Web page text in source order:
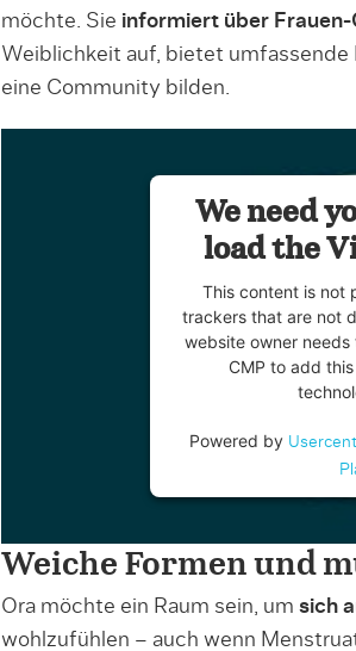
möchte. Sie informiert über Frauen-
Weiblichkeit auf, bietet
eine Community bilden.
We need
load the
This content is not
trackers that are not
website owner
CMP to add
Powered by
Weiche Formen und
Ora möchte ein Raum sein, um sich
wohlzufühlen – auch wenn